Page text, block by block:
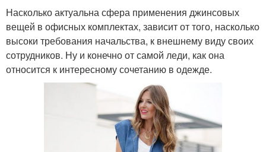
Насколько актуальна сфера применения джинсовых
вещей в офисных комплектах, зависит от того, насколько
высоки требования начальства, к внешнему виду своих
сотрудников. Ну и конечно от самой леди, как она
относится к интересному сочетанию в одежде.